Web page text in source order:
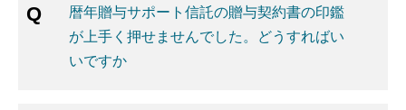
暦年贈与サポート信託の贈与契約書の印鑑
が上手く押せませんでした。どうすればい
いですか